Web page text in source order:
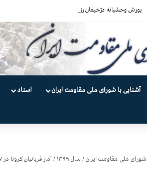
یورش وحشیانه دژخیمان رژیم آخوندی به بند ۷ زندان اوین و ضرب‌وجرح زندانیان سیاسی
آشنایی با شورای ملی مقاومت ایران اسناد
شورای ملی مقاومت ایران/ سال ۱۳۹۹ / آمار قربانیان کرونا در ۳۴۷شهر کشور بیش از ۷۴هزار و ۷۰۰نفر است